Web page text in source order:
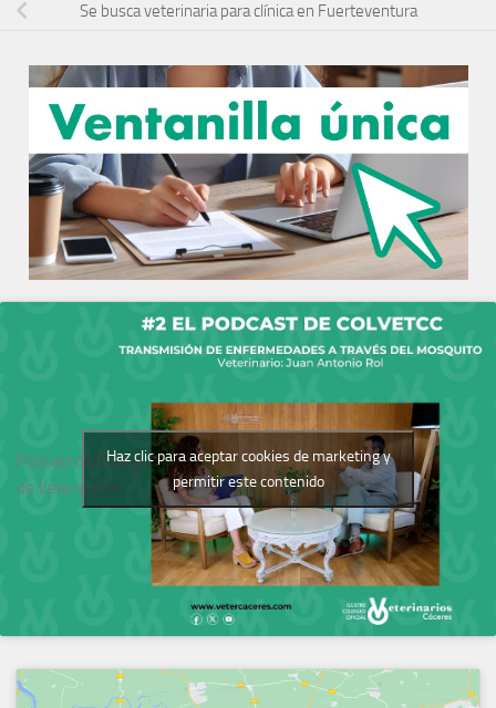
Se busca veterinaria para clínica en Fuerteventura
Podcast del Colegio
de Veterinarios
Haz clic para aceptar cookies de marketing y
permitir este contenido